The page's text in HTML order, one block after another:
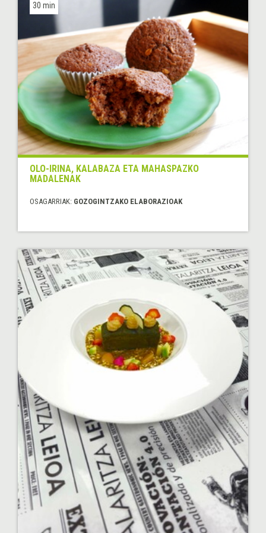
30 min
OLO-IRINA, KALABAZA ETA MAHASPAZKO
MADALENAK
OSAGARRIAK: GOZOGINTZAKO ELABORAZIOAK